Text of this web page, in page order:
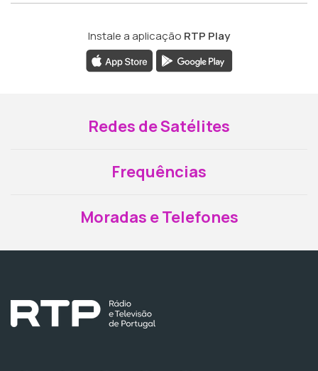
Instale a aplicação RTP Play
Redes de Satélites
Frequências
Moradas e Telefones